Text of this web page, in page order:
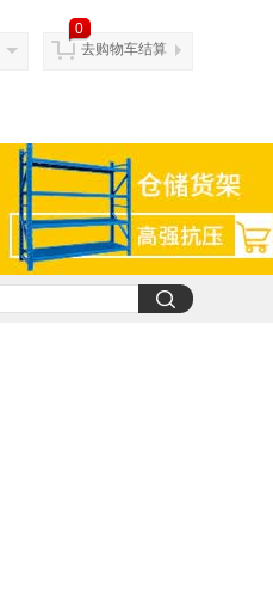
0
去购物车结算